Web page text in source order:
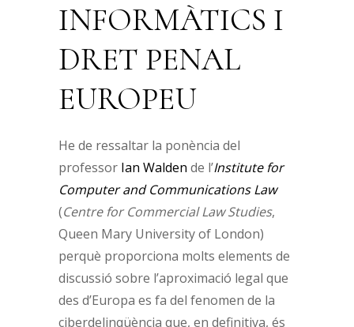
INFORMÀTICS I
DRET PENAL
EUROPEU
He de ressaltar la ponència del
professor Ian Walden de l’Institute for
Computer and Communications Law
(Centre for Commercial Law Studies,
Queen Mary University of London)
perquè proporciona molts elements de
discussió sobre l’aproximació legal que
des d’Europa es fa del fenomen de la
ciberdelinqüència que, en definitiva, és